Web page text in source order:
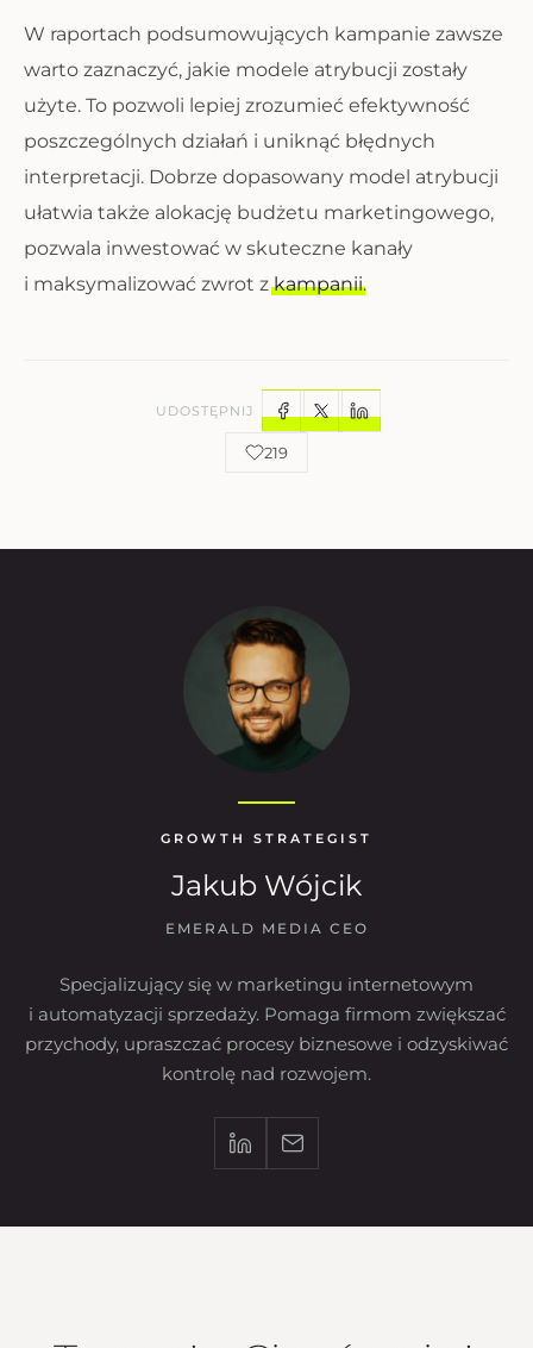
W raportach podsumowujących kampanie zawsze
warto zaznaczyć, jakie modele atrybucji zostały
użyte. To pozwoli lepiej zrozumieć efektywność
poszczególnych działań i uniknąć błędnych
interpretacji. Dobrze dopasowany model atrybucji
ułatwia także alokację budżetu marketingowego,
pozwala inwestować w skuteczne kanały
i maksymalizować zwrot zkampanii.
UDOSTĘPNIJ
219
GROWTH STRATEGIST
Jakub Wójcik
EMERALD MEDIA CEO
Specjalizujący się w marketingu internetowym
i automatyzacji sprzedaży. Pomaga firmom zwiększać
przychody, upraszczać procesy biznesowe i odzyskiwać
kontrolę nad rozwojem.